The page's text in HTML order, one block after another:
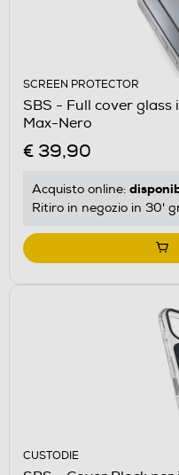
SCREEN PROTECTOR
SBS - Full cover glass
Max-Nero
€ 39,90
Acquisto online:
Ritiro in negozio in 30'
CUSTODIE